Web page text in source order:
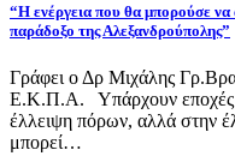
“Η ενέργεια που θα μπορούσε να
παράδοξο της Αλεξανδρούπολης”
Γράφει ο Δρ Μιχάλης
Ε.Κ.Π.Α. Υπάρχουν εποχές
έλλειψη πόρων, αλλά στην
μπορεί…